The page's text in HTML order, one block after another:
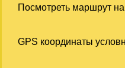
Посмотреть маршрут на
GPS координаты